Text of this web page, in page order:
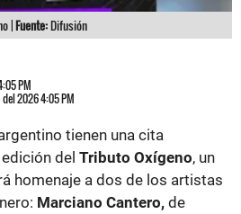
|Fuente:Difusión
PM
2026 4:05 PM
tienen una cita
del Tributo Oxígeno, un
homenaje a dos de los artistas
Marciano Cantero, de